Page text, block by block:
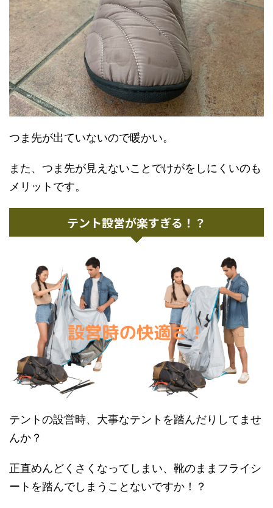
つま先が出ていないので暖かい。
また、つま先が見えないことでけがをしにくいのも
メリットです。
テント設営が楽すぎる！？
テントの設営時、大事なテントを踏んだりしてませ
んか？
正直めんどくさくなってしまい、靴のままフライシ
ートを踏んでしまうことないですか！？